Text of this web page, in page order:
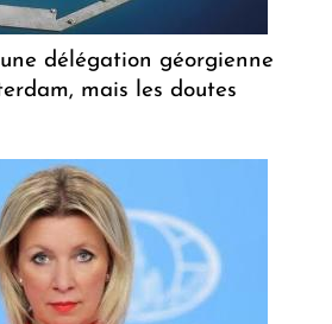
délégation géorgienne
mais les doutes